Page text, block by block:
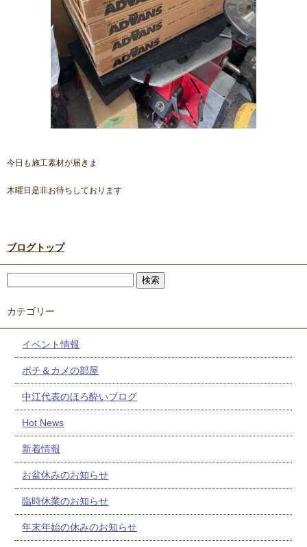
今日も施工素材が届きま
木曜日是非お待ちしております
ブログトップ
カテゴリー
イベント情報
ポチ＆カメの部屋
中江代表のほろ酔いブログ
Hot News
新着情報
お盆休みのお知らせ
臨時休業のお知らせ
年末年始の休みのお知らせ